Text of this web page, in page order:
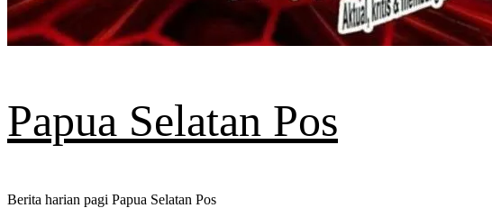
Papua Selatan Pos
Berita harian pagi Papua Selatan Pos